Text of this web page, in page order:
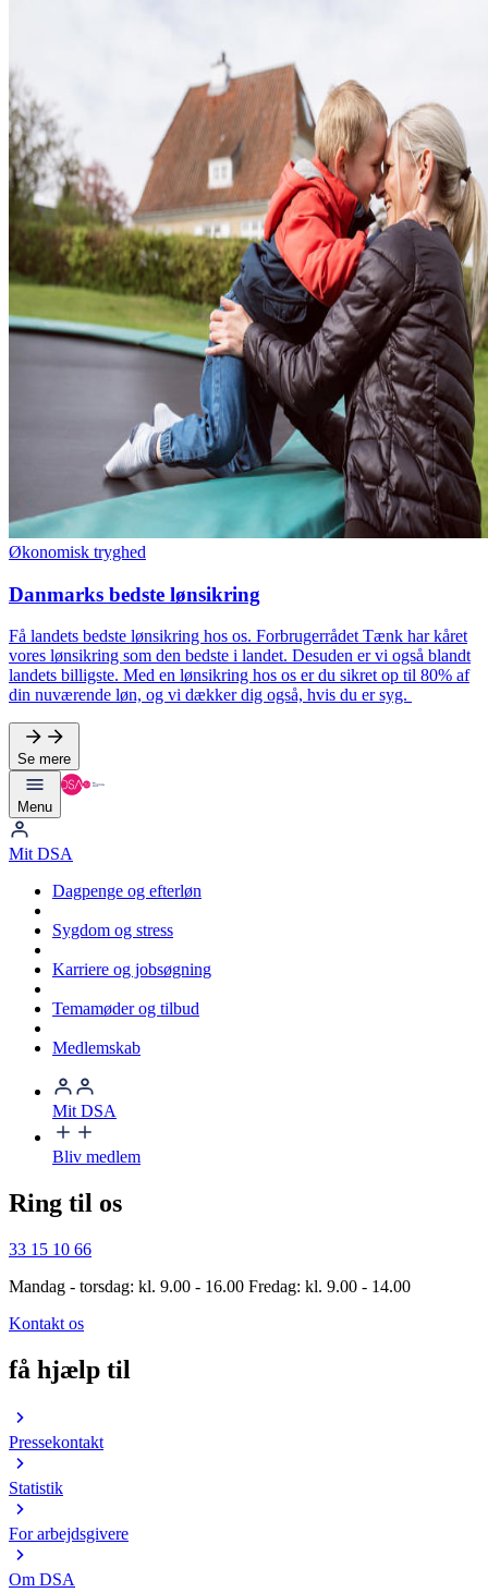
Økonomisk tryghed
Danmarks bedste lønsikring
Få landets bedste lønsikring hos os. Forbrugerrådet Tænk har kåret
vores lønsikring som den bedste i landet. Desuden er vi også blandt
landets billigste. Med en lønsikring hos os er du sikret op til 80% af
din nuværende løn, og vi dækker dig også, hvis du er syg.
Se mere
Menu
Mit DSA
Dagpenge og efterløn
Sygdom og stress
Karriere og jobsøgning
Temamøder og tilbud
Medlemskab
Mit DSA
Bliv medlem
Ring til os
33 15 10 66
Mandag - torsdag: kl. 9.00 - 16.00 Fredag: kl. 9.00 - 14.00
Kontakt os
få hjælp til
Pressekontakt
Statistik
For arbejdsgivere
Om DSA